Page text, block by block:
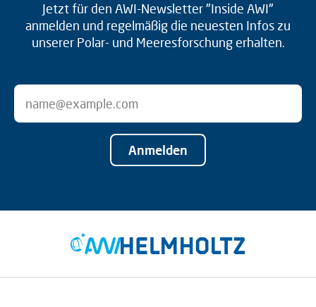
Jetzt für den AWI-Newsletter "Inside AWI"
anmelden und regelmäßig die neuesten Infos zu
unserer Polar- und Meeresforschung erhalten.
Anmelden